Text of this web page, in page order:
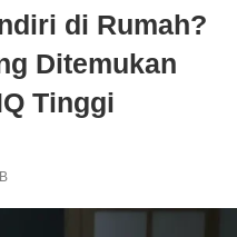
di Rumah?
Ditemukan
Tinggi